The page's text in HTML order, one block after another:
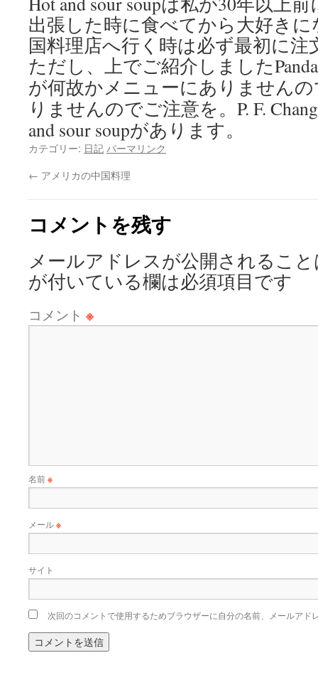
出張した時に食べてから大好き
国料理店へ行く時は必ず最初に注
ただし、上でご紹介しました
が何故かメニューにありません
りませんのでご注意を。 P. F.
and sour soupがあります。
カテゴリー: 日記 パーマリンク
← アメリカの中国料理
コメントを残す
メールアドレスが公開されるこ
が付いている欄は必須項目です
コメント ※
名前※
メール※
サイト
次回のコメントで使用するためブラウザーに自分の名前、メールアド